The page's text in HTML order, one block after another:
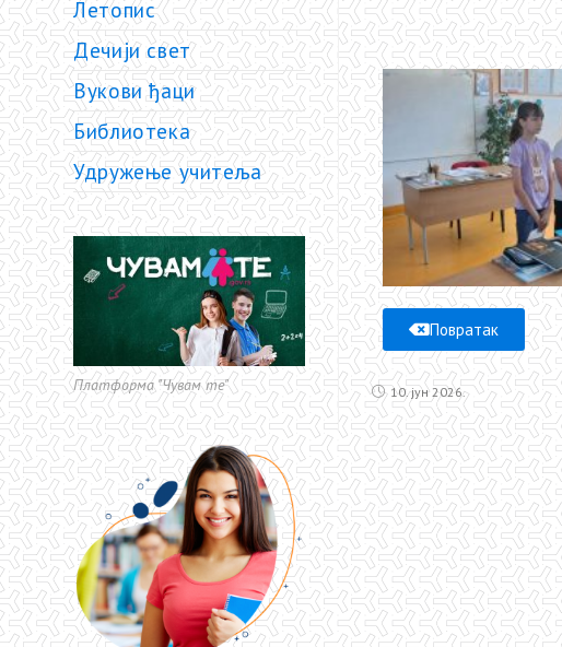
Повратак
10. јун 2026.
Летопис
Дечији свет
Вукови ђаци
Библиотека
Удружење учитеља
Платформа "Чувам те"